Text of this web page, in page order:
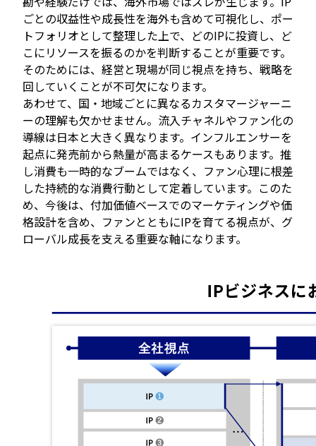
ごとの収益性や成長性を海外も含めて可視化し、ポー
トフォリオとして整理した上で、どのIPに投資し、ど
こにリソースを振るのかを判断することが重要です。
そのためには、経営と現場が同じ視点を持ち、戦略を
回していくことが不可欠になります。
あわせて、国・地域ごとに異なるカスタマージャーニ
ーの理解も欠かせません。流入チャネルやファン化の
導線は日本と大きく異なります。インフルエンサーを
起点に発売前から熱量が高まるケースもあります。推
し消費も一時的なブームではなく、ファン心理に根差
した持続的な消費行動として定着しています。このた
め、今後は、付加価値ベースでのマーケティングや価
格設計を含め、ファンとともにIPを育てる視点が、グ
ローバル成長を支える重要な軸になります。